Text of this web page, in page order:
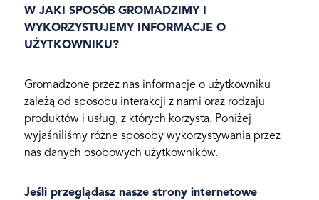
W JAKI SPOSÓB GROMADZIMY I
WYKORZYSTUJEMY INFORMACJE O
UŻYTKOWNIKU?
Gromadzone przez nas informacje o użytkowniku
zależą od sposobu interakcji z nami oraz rodzaju
produktów i usług, z których korzysta. Poniżej
wyjaśniliśmy różne sposoby wykorzystywania przez
nas danych osobowych użytkowników.
Jeśli przeglądasz nasze strony internetowe